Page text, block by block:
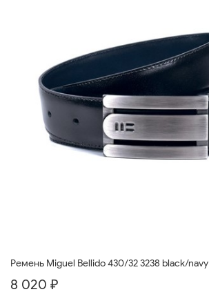
Ремень Miguel Bellido 430/32 3238 black/navy
8 020 ₽